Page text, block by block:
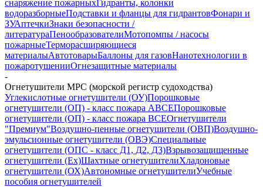
снаряжение пожарныхГидранты, колонки
водоразборныеПодставки и фланцы для гидрантовФонари и
ЗУАптечкиЗнаки безопасности /
литератураПенообразователиМотопомпы / насосы
пожарныеТерморасширяющиеся
материалыАвтотоварыБаллоны для газовНанотехнологии в
пожаротушенииОгнезащитные материалы
-
Огнетушители МРС (морской регистр судоходства)
Углекислотные огнетушители (ОУ)Порошковые
огнетушители (ОП) - класс пожара АВСЕПорошковые
огнетушители (ОП) - класс пожара ВСЕОгнетушители
"Премиум"Воздушно-пенные огнетушители (ОВП)Воздушно-
эмульсионные огнетушители (ОВЭ)Специальные
огнетушители (ОПС - класс Д1, Д2, Д3)Взрывозащищенные
огнетушители (Ex)Шахтные огнетушителиХладоновые
огнетушители (ОХ)Автономные огнетушителиУчебные
пособия огнетушителей